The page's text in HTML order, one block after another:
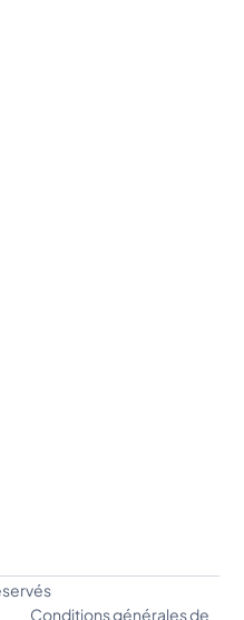
Conditions générales de